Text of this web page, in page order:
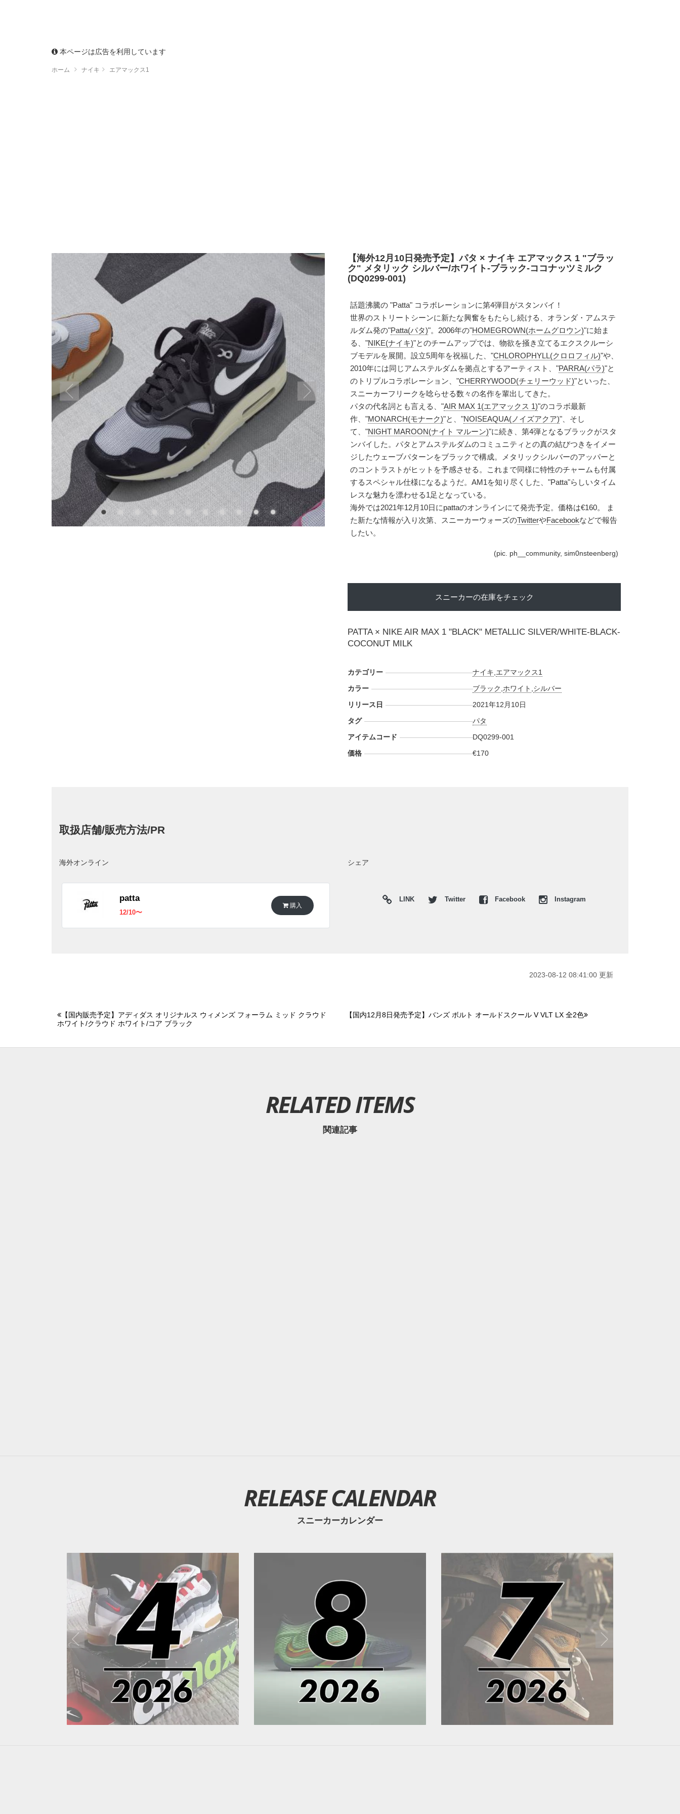
本ページは広告を利用しています
ホーム ナイキ エアマックス1
【海外12月10日発売予定】パタ × ナイキ エアマックス 1 "ブラッ
ク" メタリック シルバー/ホワイト-ブラック-ココナッツミルク
(DQ0299-001)
話題沸騰の "Patta" コラボレーションに第4弾目がスタンバイ！
世界のストリートシーンに新たな興奮をもたらし続ける、オランダ・アムステ
ルダム発の"Patta(パタ)"。2006年の"HOMEGROWN(ホームグロウン)"に始ま
る、"NIKE(ナイキ)"とのチームアップでは、物欲を掻き立てるエクスクルーシ
ブモデルを展開。設立5周年を祝福した、"CHLOROPHYLL(クロロフィル)"や、
2010年には同じアムステルダムを拠点とするアーティスト、"PARRA(パラ)"と
のトリプルコラボレーション、"CHERRYWOOD(チェリーウッド)"といった、
スニーカーフリークを唸らせる数々の名作を輩出してきた。
パタの代名詞とも言える、"AIR MAX 1(エアマックス 1)"のコラボ最新
作、"MONARCH(モナーク)"と、"NOISEAQUA(ノイズアクア)"、そし
て、"NIGHT MAROON(ナイト マルーン)"に続き、第4弾となるブラックがスタ
ンバイした。パタとアムステルダムのコミュニティとの真の結びつきをイメー
ジしたウェーブパターンをブラックで構成。メタリックシルバーのアッパーと
のコントラストがヒットを予感させる。これまで同様に特性のチャームも付属
するスペシャル仕様になるようだ。AM1を知り尽くした、"Patta"らしいタイム
レスな魅力を漂わせる1足となっている。
海外では2021年12月10日にpattaのオンラインにて発売予定。価格は€160。 ま
た新たな情報が入り次第、スニーカーウォーズのTwitterやFacebookなどで報告
したい。
(pic. ph__community, sim0nsteenberg)
スニーカーの在庫をチェック
PATTA × NIKE AIR MAX 1 "BLACK" METALLIC SILVER/WHITE-BLACK-
COCONUT MILK
カテゴリー ナイキ エアマックス1
カラー
ブラック ホワイト シルバー
リリース日
2021年12月10日
タグ
パタ
アイテムコード
DQ0299-001
価格
€170
取扱店舗/販売方法/PR
海外オンライン
patta
12/10〜
購入
シェア
LINK Twitter Facebook Instagram
2023-08-12 08:41:00 更新
【国内販売予定】アディダス オリジナルス ウィメンズ フォーラム ミッド クラウド
ホワイト/クラウド ホワイト/コア ブラック
【国内12月8日発売予定】バンズ ボルト オールドスクール V VLT LX 全2色
RELATED ITEMS
関連記事
RELEASE CALENDAR
スニーカーカレンダー